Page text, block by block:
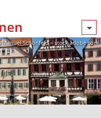
Schönfeld – stock.adobe.com